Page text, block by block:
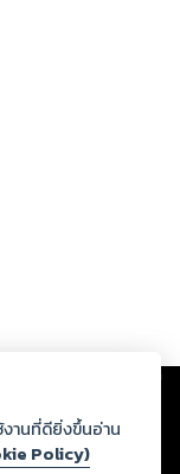
าละเมิดสิทธิใน
ศีลธรรม ดังนั้น ผู้อ่าน
และหากท่านพบว่าส่วน
านที่ดียิ่งขึ้นอ่าน
Policy)